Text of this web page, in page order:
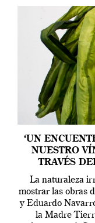
‘UN
NUESTRO
TRAVÉS
La naturaleza
mostrar las obras
y Eduardo
la Madre